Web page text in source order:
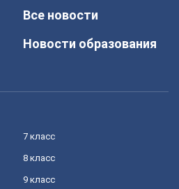
Все новости
Новости образования
7 класс
8 класс
9 класс